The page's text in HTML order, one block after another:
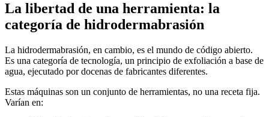
La libertad de una herramienta: la
categoría de hidrodermabrasión
La hidrodermabrasión, en cambio, es el mundo de código abierto.
Es una categoría de tecnología, un principio de exfoliación a base de
agua, ejecutado por docenas de fabricantes diferentes.
Estas máquinas son un conjunto de herramientas, no una receta fija.
Varían en: